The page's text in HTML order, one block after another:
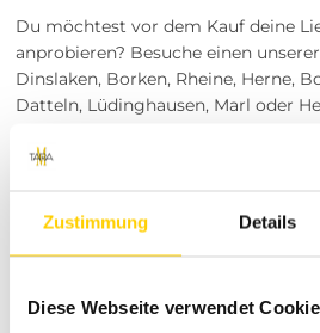
Zustimmung Details
Diese Webseite verwendet
Du möchtest vor dem Kauf deine
anprobieren? Besuche einen
Dinslaken, Borken, Rheine, Herne,
Datteln, Lüdinghausen, Marl oder
Entdecke die
Bei Tara-M stehen du und dein
wichtig es ist, Damenmode zu